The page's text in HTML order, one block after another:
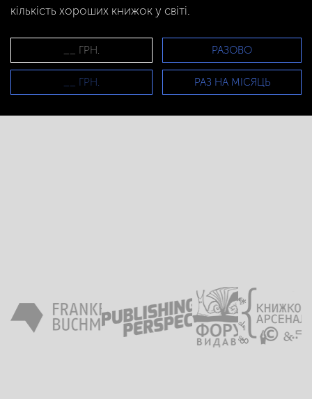
кількість хороших книжок у світі.
РАЗОВО
РАЗ НА МІСЯЦЬ